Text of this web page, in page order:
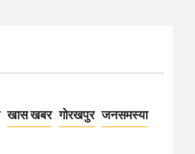
खास खबर गोरखपुर जनसमस्या